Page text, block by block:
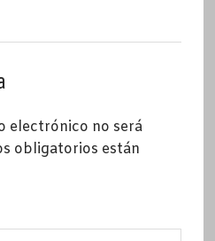
electrónico no será
obligatorios están